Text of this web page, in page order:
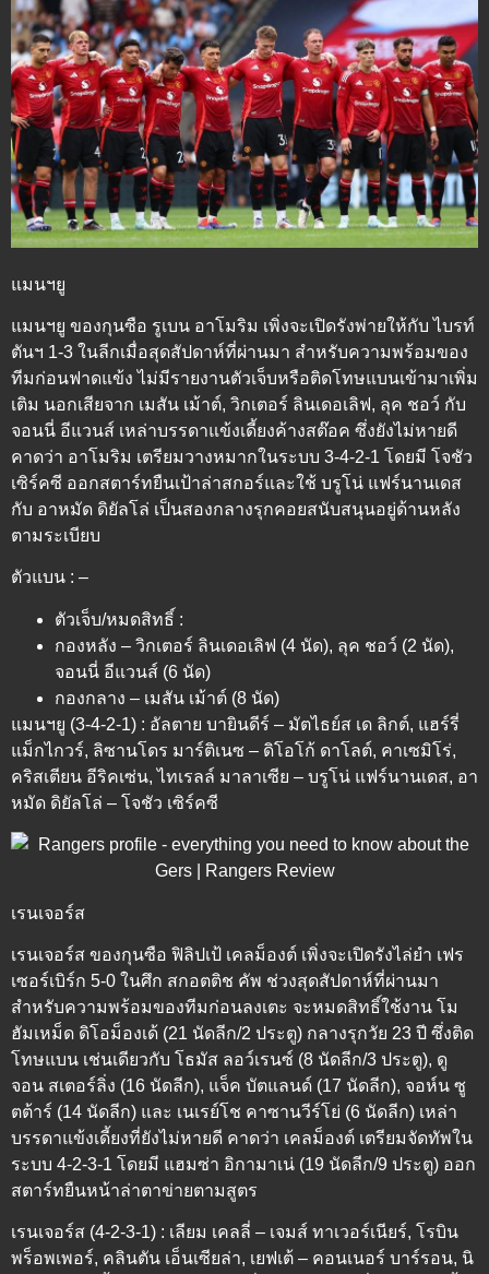
แมนฯยู
แมนฯยู ของกุนซือ รูเบน อาโมริม เพิ่งจะเปิดรังพ่ายให้กับ ไบรท์
ตันฯ 1-3 ในลีกเมื่อสุดสัปดาห์ที่ผ่านมา สำหรับความพร้อมของ
ทีมก่อนฟาดแข้ง ไม่มีรายงานตัวเจ็บหรือติดโทษแบนเข้ามาเพิ่ม
เติม นอกเสียจาก เมสัน เม้าต์, วิกเตอร์ ลินเดอเลิฟ, ลุค ชอว์ กับ
จอนนี่ อีแวนส์ เหล่าบรรดาแข้งเดี้ยงค้างสต๊อค ซึ่งยังไม่หายดี
คาดว่า อาโมริม เตรียมวางหมากในระบบ 3-4-2-1 โดยมี โจชัว
เซิร์คซี ออกสตาร์ทยืนเป้าล่าสกอร์และใช้ บรูโน่ แฟร์นานเดส
กับ อาหมัด ดิยัลโล่ เป็นสองกลางรุกคอยสนับสนุนอยู่ด้านหลัง
ตามระเบียบ
ตัวแบน : –
ตัวเจ็บ/หมดสิทธิ์ :
กองหลัง – วิกเตอร์ ลินเดอเลิฟ (4 นัด), ลุค ชอว์ (2 นัด),
จอนนี่ อีแวนส์ (6 นัด)
กองกลาง – เมสัน เม้าต์ (8 นัด)
แมนฯยู (3-4-2-1) : อัลตาย บายินดีร์ – มัตไธย์ส เด ลิกต์, แฮร์รี่
แม็กไกวร์, ลิซานโดร มาร์ติเนซ – ดิโอโก้ ดาโลต์, คาเซมิโร่,
คริสเตียน อีริคเซ่น, ไทเรลล์ มาลาเซีย – บรูโน่ แฟร์นานเดส, อา
หมัด ดิยัลโล่ – โจชัว เซิร์คซี
เรนเจอร์ส
เรนเจอร์ส ของกุนซือ ฟิลิปเป้ เคลม็องต์ เพิ่งจะเปิดรังไล่ยำ เฟร
เซอร์เบิร์ก 5-0 ในศึก สกอตติช คัพ ช่วงสุดสัปดาห์ที่ผ่านมา
สำหรับความพร้อมของทีมก่อนลงเตะ จะหมดสิทธิ์ใช้งาน โม
ฮัมเหม็ด ดิโอม็องเด้ (21 นัดลีก/2 ประตู) กลางรุกวัย 23 ปี ซึ่งติด
โทษแบน เช่นเดียวกับ โธมัส ลอว์เรนซ์ (8 นัดลีก/3 ประตู), ดู
จอน สเตอร์ลิ่ง (16 นัดลีก), แจ็ค บัตแลนด์ (17 นัดลีก), จอห์น ซู
ตต้าร์ (14 นัดลีก) และ เนเรย์โช คาซานวีร์โย่ (6 นัดลีก) เหล่า
บรรดาแข้งเดี้ยงที่ยังไม่หายดี คาดว่า เคลม็องต์ เตรียมจัดทัพใน
ระบบ 4-2-3-1 โดยมี แฮมซ่า อิกามาเน่ (19 นัดลีก/9 ประตู) ออก
สตาร์ทยืนหน้าล่าตาข่ายตามสูตร
เรนเจอร์ส (4-2-3-1) : เลียม เคลลี่ – เจมส์ ทาเวอร์เนียร์, โรบิน
พร็อพเพอร์, คลินตัน เอ็นเซียล่า, เยฟเต้ – คอนเนอร์ บาร์รอน, นิ